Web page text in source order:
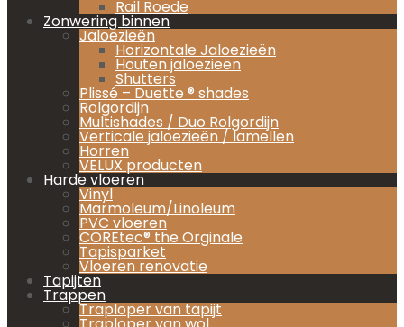
Rail Roede
Zonwering binnen
Jaloezieën
Horizontale Jaloezieën
Houten jaloezieën
Shutters
Plissé – Duette ® shades
Rolgordijn
Multishades / Duo Rolgordijn
Verticale jaloezieën / lamellen
Horren
VELUX producten
Harde vloeren
Vinyl
Marmoleum/Linoleum
PVC vloeren
COREtec® the Orginale
Tapisparket
Vloeren renovatie
Tapijten
Trappen
Traploper van tapijt